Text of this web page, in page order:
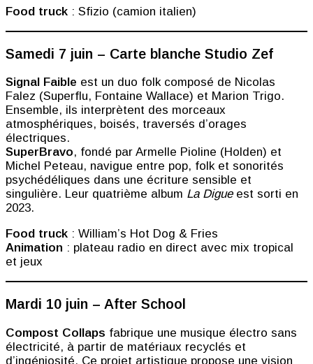
Food truck : Sfizio (camion italien)
Samedi 7 juin – Carte blanche Studio Zef
Signal Faible est un duo folk composé de Nicolas
Falez (Superflu, Fontaine Wallace) et Marion Trigo.
Ensemble, ils interprètent des morceaux
atmosphériques, boisés, traversés d’orages
électriques.
SuperBravo, fondé par Armelle Pioline (Holden) et
Michel Peteau, navigue entre pop, folk et sonorités
psychédéliques dans une écriture sensible et
singulière. Leur quatrième album La Digueest sorti en
2023.
Food truck : William’s Hot Dog & Fries
Animation : plateau radio en direct avec mix tropical
et jeux
Mardi 10 juin – After School
Compost Collaps fabrique une musique électro sans
électricité, à partir de matériaux recyclés et
d’ingéniosité. Ce projet artistique propose une vision